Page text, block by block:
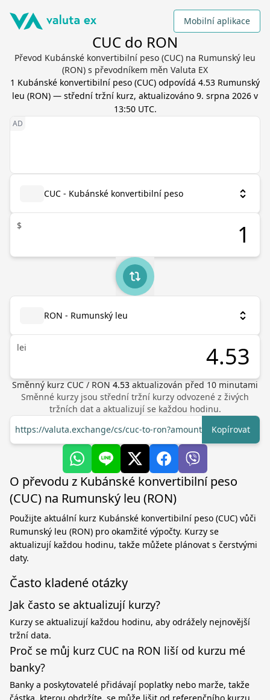
Mobilní aplikace
CUC do RON
Převod Kubánské konvertibilní peso (CUC) na Rumunský leu
(RON) s převodníkem měn Valuta EX
1 Kubánské konvertibilní peso (CUC) odpovídá 4.53 Rumunský
leu (RON) — střední tržní kurz, aktualizováno 9. srpna 2026 v
13:50 UTC.
CUC - Kubánské konvertibilní peso
$
RON - Rumunský leu
lei
Směnný kurz CUC / RON 4.53 aktualizován před 10 minutami
Směnné kurzy jsou střední tržní kurzy odvozené z živých
tržních dat a aktualizují se každou hodinu.
https://valuta.exchange/cs/cuc-to-ron?amount=1 Kopírovat
O převodu z Kubánské konvertibilní peso
(CUC) na Rumunský leu (RON)
Použijte aktuální kurz Kubánské konvertibilní peso (CUC) vůči
Rumunský leu (RON) pro okamžité výpočty. Kurzy se
aktualizují každou hodinu, takže můžete plánovat s čerstvými
daty.
Často kladené otázky
Jak často se aktualizují kurzy?
Kurzy se aktualizují každou hodinu, aby odrážely nejnovější
tržní data.
Proč se můj kurz CUC na RON liší od kurzu mé
banky?
Banky a poskytovatelé přidávají poplatky nebo marže, takže